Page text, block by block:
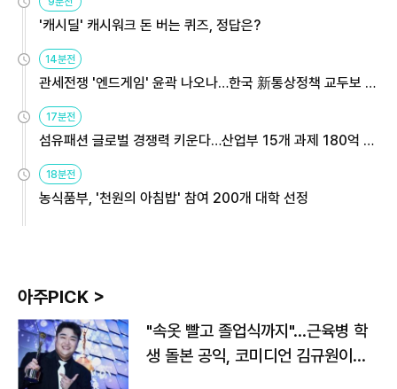
'캐시딜' 캐시워크 돈 버는 퀴즈, 정답은?
14분전
관세전쟁 '엔드게임' 윤곽 나오나…한국 新통상정책 교두보 활
용해야
17분전
섬유패션 글로벌 경쟁력 키운다…산업부 15개 과제 180억 지
원
18분전
농식품부, '천원의 아침밥' 참여 200개 대학 선정
아주PICK >
"속옷 빨고 졸업식까지"…근육병 학
생 돌본 공익, 코미디언 김규원이었